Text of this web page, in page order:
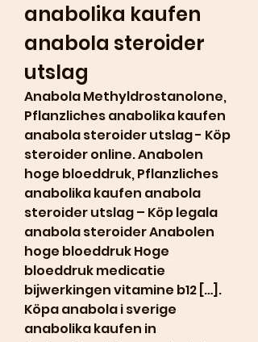
anabolika kaufen
anabola steroider
utslag
Anabola Methyldrostanolone,
Pflanzliches anabolika kaufen
anabola steroider utslag - Köp
steroider online. Anabolen
hoge bloeddruk, Pflanzliches
anabolika kaufen anabola
steroider utslag – Köp legala
anabola steroider Anabolen
hoge bloeddruk Hoge
bloeddruk medicatie
bijwerkingen vitamine b12 […].
Köpa anabola i sverige
anabolika kaufen in